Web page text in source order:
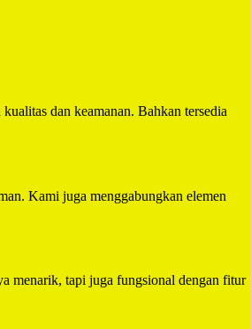
dan keamanan. Bahkan tersedia
Kami juga menggabungkan elemen
menarik, tapi juga fungsional dengan fitur